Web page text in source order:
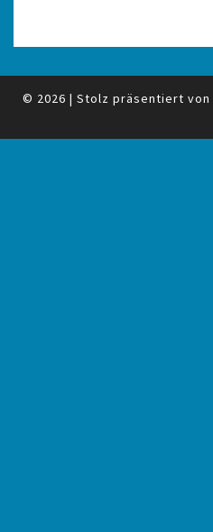
© 2026 | Stolz präsentiert von